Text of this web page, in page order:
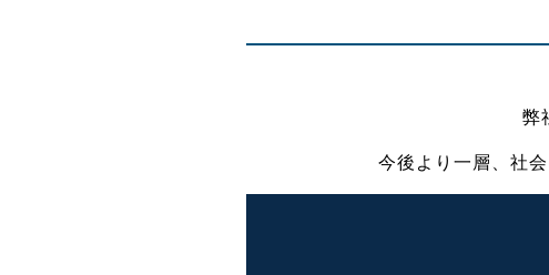
弊
今後より一層、社